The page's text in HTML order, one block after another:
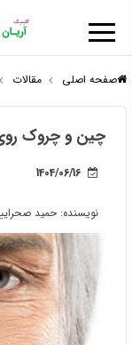
صفحه اصلی مقالات
چین و چروک
1404/06/16
نویسنده: حمید